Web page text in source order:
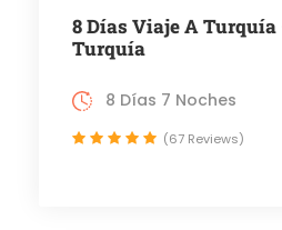
8 Días Viaje A Turquía
Turquía
8 Días 7 Noches
(67 Reviews)